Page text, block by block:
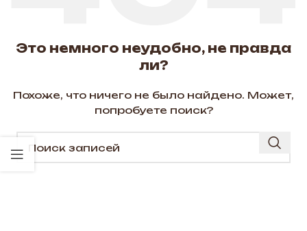
Это немного неудобно, не правда
ли?
Похоже, что ничего не было найдено. Может,
попробуете поиск?